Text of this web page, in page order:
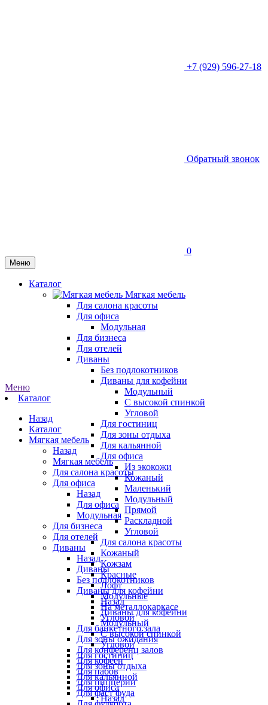
+7 (929) 596-27-18
Обратный звонок
0
Меню
Каталог
Мягкая мебель
Для салона красоты
Для офиса
Модульная
Для бизнеса
Для отелей
Диваны
Без подлокотников
Диваны для кофейни
Модульный
С высокой спинкой
Угловой
Для гостиниц
Для зоны отдыха
Для кальянной
Для офиса
Из экокожи
Кожаный
Маленький
Модульный
Прямой
Раскладной
Угловой
Для салона красоты
Кожаный
Кожзам
Красные
Лофт
Модульные
На металлокаркасе
Угловой
Для банкетного зала
Для зоны ожидания
Для конференц залов
Для кофеен
Для пабов
Для пиццерии
Для фаст фуда
Меню
Каталог
Назад
Каталог
Мягкая мебель
Назад
Мягкая мебель
Для салона красоты
Для офиса
Назад
Для офиса
Модульная
Для бизнеса
Для отелей
Диваны
Назад
Диваны
Без подлокотников
Диваны для кофейни
Назад
Диваны для кофейни
Модульный
С высокой спинкой
Угловой
Для гостиниц
Для зоны отдыха
Для кальянной
Для офиса
Назад